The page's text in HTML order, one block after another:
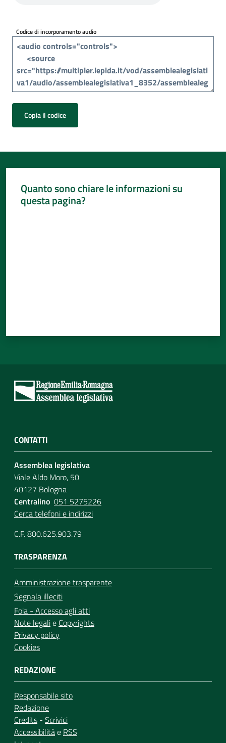
Codice di incorporamento audio
Copia il codice
Quanto sono chiare le informazioni su
questa pagina?
CONTATTI
Assemblea legislativa
Viale Aldo Moro, 50
40127 Bologna
Centralino 051 5275226
Cerca telefoni e indirizzi
C.F. 800.625.903.79
TRASPARENZA
Amministrazione trasparente
Segnala illeciti
Foia - Accesso agli atti
Note legalie Copyrights
Privacy policy
Cookies
REDAZIONE
Responsabile sito
Redazione
Credits - Scrivici
Accessibilitàe RSS